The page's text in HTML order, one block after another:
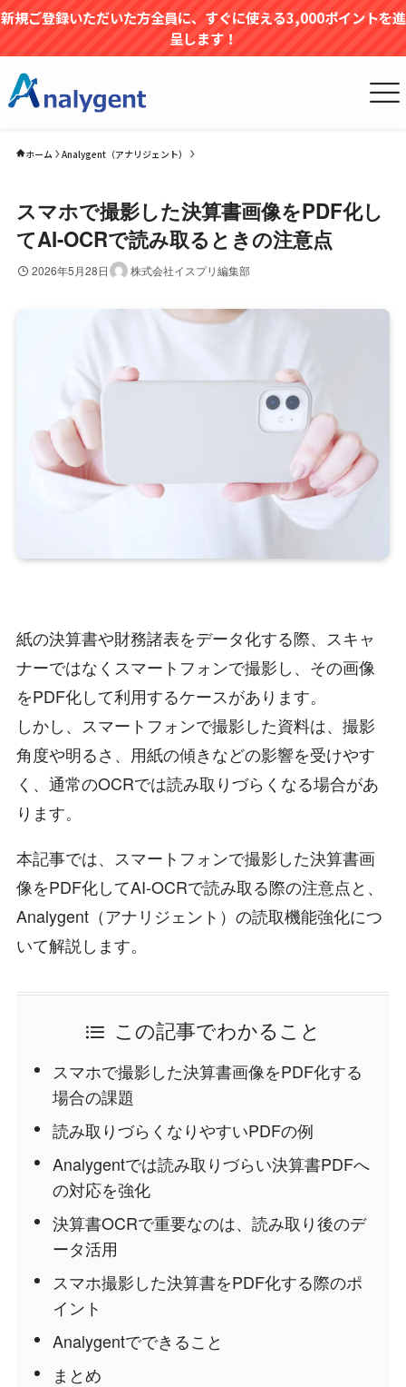
新規ご登録いただいた方全員に、すぐに使える3,000ポイントを進
呈します！
ホーム Analygent（アナリジェント）
スマホで撮影した決算書画像をPDF化し
てAI-OCRで読み取るときの注意点
2026年5月28日 株式会社イスプリ編集部
紙の決算書や財務諸表をデータ化する際、スキャ
ナーではなくスマートフォンで撮影し、その画像
をPDF化して利用するケースがあります。
しかし、スマートフォンで撮影した資料は、撮影
角度や明るさ、用紙の傾きなどの影響を受けやす
く、通常のOCRでは読み取りづらくなる場合があ
ります。
本記事では、スマートフォンで撮影した決算書画
像をPDF化してAI-OCRで読み取る際の注意点と、
Analygent（アナリジェント）の読取機能強化につ
いて解説します。
この記事でわかること
スマホで撮影した決算書画像をPDF化する
場合の課題
読み取りづらくなりやすいPDFの例
Analygentでは読み取りづらい決算書PDFへ
の対応を強化
決算書OCRで重要なのは、読み取り後のデ
ータ活用
スマホ撮影した決算書をPDF化する際のポ
イント
Analygentでできること
まとめ